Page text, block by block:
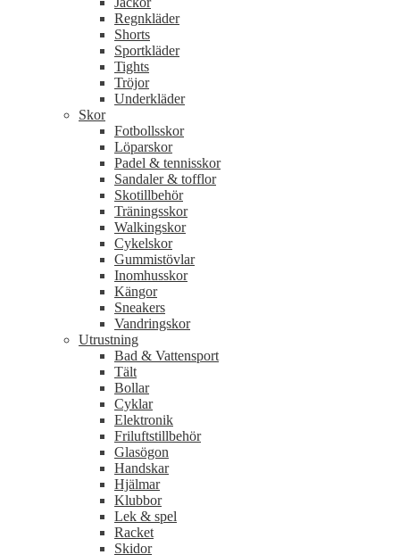
Regnkläder
Shorts
Sportkläder
Tights
Tröjor
Underkläder
Skor
Fotbollsskor
Löparskor
Padel & tennisskor
Sandaler & tofflor
Skotillbehör
Träningsskor
Walkingskor
Cykelskor
Gummistövlar
Inomhusskor
Kängor
Sneakers
Vandringskor
Utrustning
Bad & Vattensport
Tält
Bollar
Cyklar
Elektronik
Friluftstillbehör
Glasögon
Handskar
Hjälmar
Klubbor
Lek & spel
Racket
Skidor